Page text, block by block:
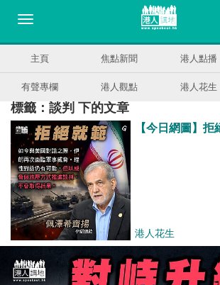
主頁 焦點新聞 港人點播
有聲專欄 港人觀點 港人花生
標籤：談判 下的文章
【今日網圖】拒
港人花生